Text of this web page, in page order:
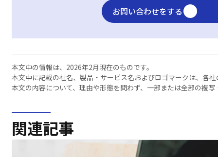
お問い合わせをする
本文中の情報は、2026年2月現在のものです。
本文中に記載の社名、製品・サービス名およびロゴマークは、各
本文の内容について、理由や形態を問わず、一部または全部の複
関連記事